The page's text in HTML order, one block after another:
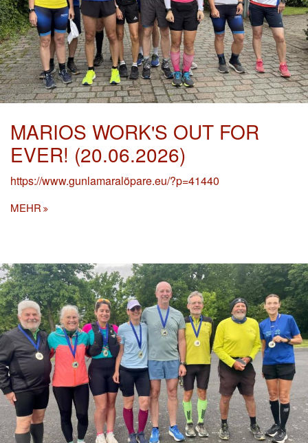
MARIOS WORK'S OUT FOR
EVER! (20.06.2026)
https://www.gunlamaralöpare.eu/?p=41440
MEHR